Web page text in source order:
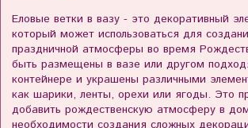
Еловые ветки в вазу - это декоративный
который может использоваться для
праздничной атмосферы во время
быть размещены в вазе или другом
контейнере и украшены различными
как шарики, ленты, орехи или ягоды. Это
добавить рождественскую атмосферу в
необходимости создания сложных